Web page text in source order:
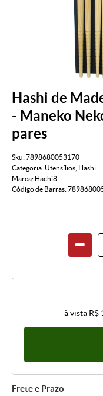
Hashi de
- Maneko
pares
Sku:7898680053170
Categoria: Utensílios Hashi
Marca: Hachi8
Código de Barras:
à vista R$
Frete e Prazo